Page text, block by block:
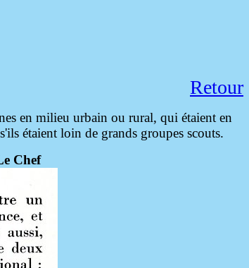
Retour
en milieu urbain ou rural, qui étaient en
étaient loin de grands groupes scouts.
Chef